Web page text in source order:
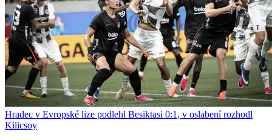
Hradec v Evropské lize podlehl Besiktasi 0:1, v oslabení rozhodl
Kilicsoy